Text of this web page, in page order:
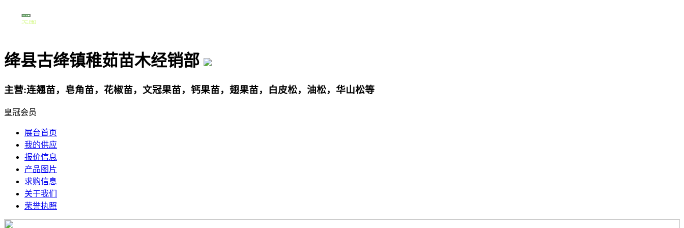
绛县古绛镇稚茹苗木经销部
主营:连翘苗，皂角苗，花椒苗，文冠果苗，钙果苗，翅果苗，白皮松，油松，华山松等
皇冠会员
展台首页
我的供应
报价信息
产品图片
求购信息
关于我们
荣誉执照